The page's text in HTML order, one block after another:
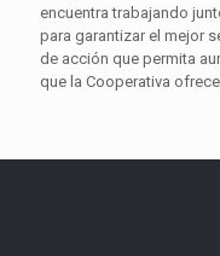
encuentra trabajando
para garantizar el mejor
de acción que permita
que la Cooperativa